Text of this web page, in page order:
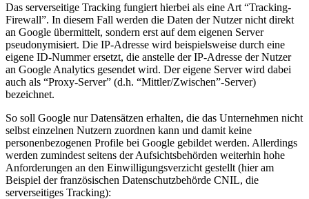
Das serverseitige Tracking fungiert hierbei als eine Art “Tracking-
Firewall”. In diesem Fall werden die Daten der Nutzer nicht direkt
an Google übermittelt, sondern erst auf dem eigenen Server
pseudonymisiert. Die IP-Adresse wird beispielsweise durch eine
eigene ID-Nummer ersetzt, die anstelle der IP-Adresse der Nutzer
an Google Analytics gesendet wird. Der eigene Server wird dabei
auch als “Proxy-Server” (d.h. “Mittler/Zwischen”-Server)
bezeichnet.
So soll Google nur Datensätzen erhalten, die das Unternehmen nicht
selbst einzelnen Nutzern zuordnen kann und damit keine
personenbezogenen Profile bei Google gebildet werden. Allerdings
werden zumindest seitens der Aufsichtsbehörden weiterhin hohe
Anforderungen an den Einwilligungsverzicht gestellt (hier am
Beispiel der französischen Datenschutzbehörde CNIL, die
serverseitiges Tracking):